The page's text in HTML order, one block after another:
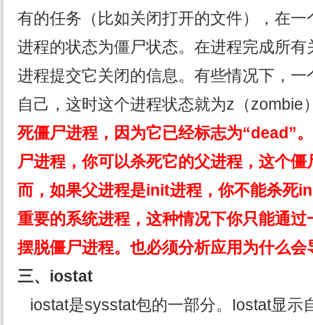
有的任务（比如关闭打开的文件），在
进程的状态为僵尸状态。在进程完成所
进程提交它关闭的信息。有些情况下，
自己，这时这个进程状态就为z（zombie
死僵尸进程，因为它已经标志为“dead”
尸进程，你可以杀死它的父进程，这个
而，如果父进程是init进程，你不能杀死
重要的系统进程，这种情况下你只能通
摆脱僵尸进程。也必须分析应用为什么会
三、iostat
iostat是sysstat包的一部分。Iostat显示